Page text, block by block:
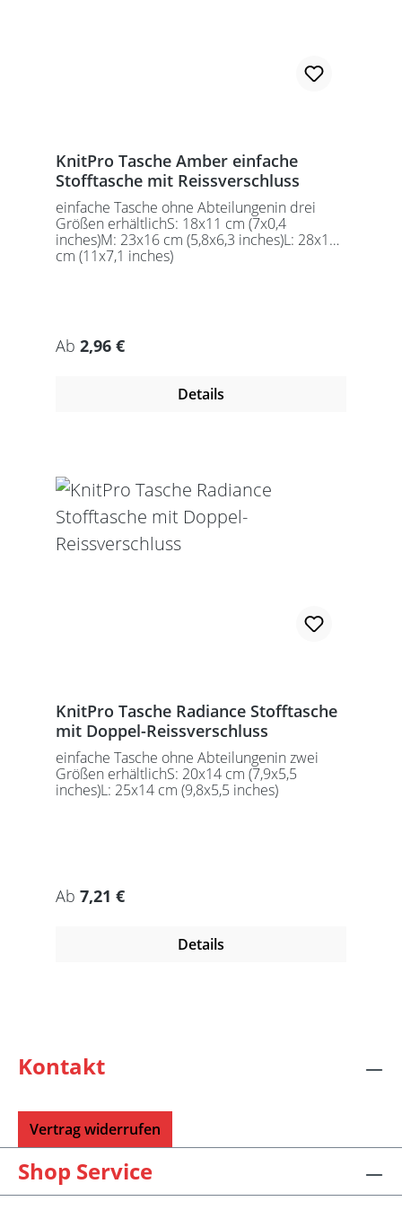
KnitPro Tasche Amber einfache
Stofftasche mit Reissverschluss
einfache Tasche ohne Abteilungenin drei
Größen erhältlichS: 18x11 cm (7x0,4
inches)M: 23x16 cm (5,8x6,3 inches)L: 28x18
cm (11x7,1 inches)
Regulärer Preis:
Ab 2,96 €
Details
KnitPro Tasche Radiance Stofftasche
mit Doppel-Reissverschluss
einfache Tasche ohne Abteilungenin zwei
Größen erhältlichS: 20x14 cm (7,9x5,5
inches)L: 25x14 cm (9,8x5,5 inches)
Regulärer Preis:
Ab 7,21 €
Details
Kontakt
Vertrag widerrufen
Shop Service